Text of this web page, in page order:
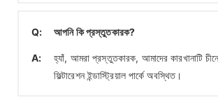
Q: আপনি কি প্রস্তুতকারক?
A:
হ্যাঁ, আমরা প্রস্তুতকারক, আমাদের কারখানাটি
ফিল্টারেশন ইন্ডাস্ট্রিয়াল পার্কে অবস্থিত।